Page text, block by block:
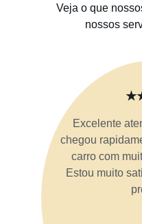
Veja o que
nossos
Excelente
chegou
carro com
Estou muito